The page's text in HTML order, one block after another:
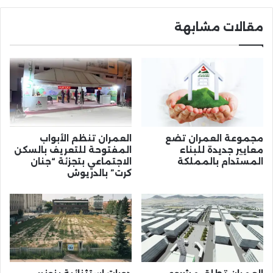
مقالات مشابهة
مجموعة العمران تضع
معايير جديدة للبناء
المستدام بالمملكة
العمران تنظم الأبواب
المفتوحة للتعريف بالسكن
الاجتماعي بتجزئة “جنان
كرت” بالدريوش